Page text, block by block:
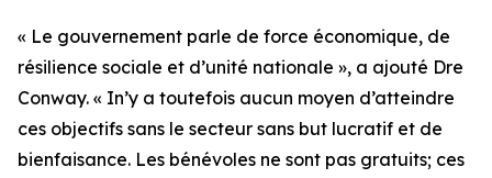
« Le gouvernement parle de force économique, de
résilience sociale et d’unité nationale », a ajouté Dre
Conway. « In’y a toutefois aucun moyen d’atteindre
ces objectifs sans le secteur sans but lucratif et de
bienfaisance. Les bénévoles ne sont pas gratuits; ces